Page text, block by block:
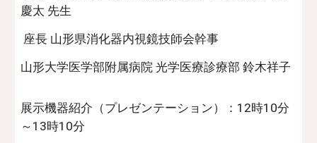
慶太 先生
座長 山形県消化器内視鏡技師会幹事
山形大学医学部附属病院 光学医療診療部 鈴木祥子
展示機器紹介（プレゼンテーション）：12時10分
～13時10分